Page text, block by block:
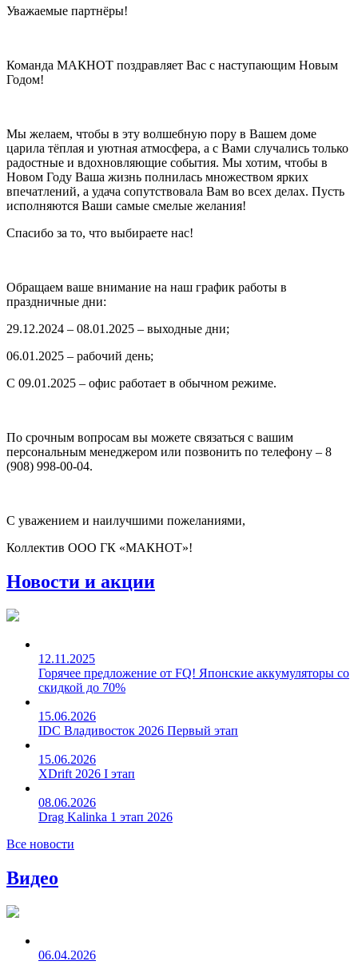
Уважаемые партнёры!
Команда МАКНОТ поздравляет Вас с наступающим Новым
Годом!
Мы желаем, чтобы в эту волшебную пору в Вашем доме
царила тёплая и уютная атмосфера, а с Вами случались только
радостные и вдохновляющие события. Мы хотим, чтобы в
Новом Году Ваша жизнь полнилась множеством ярких
впечатлений, а удача сопутствовала Вам во всех делах. Пусть
исполняются Ваши самые смелые желания!
Спасибо за то, что выбираете нас!
Обращаем ваше внимание на наш график работы в
праздничные дни:
29.12.2024 – 08.01.2025 – выходные дни;
06.01.2025 – рабочий день;
С 09.01.2025 – офис работает в обычном режиме.
По срочным вопросам вы можете связаться с вашим
персональным менеджером или позвонить по телефону – 8
(908) 998-00-04.
С уважением и наилучшими пожеланиями,
Коллектив ООО ГК «МАКНОТ»!
Новости и акции
12.11.2025
Горячее предложение от FQ! Японские аккумуляторы со
скидкой до 70%
15.06.2026
IDC Владивосток 2026 Первый этап
15.06.2026
XDrift 2026 I этап
08.06.2026
Drag Kalinka 1 этап 2026
Все новости
Видео
06.04.2026